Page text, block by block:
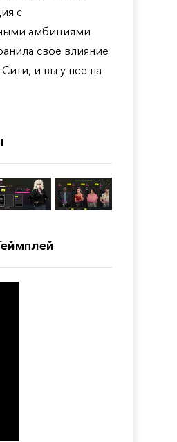
с
амбициями
свое влияние
и вы у нее на